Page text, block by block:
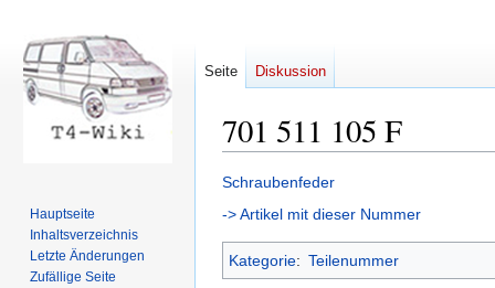
701 511 105 F
Zur
Navigation
Zur
Suche
Schraubenfeder
-> Artikel mit dieser Nummer
Kategorie: Teilenummer
Seite Diskussion
Hauptseite
Inhaltsverzeichnis
Letzte Änderungen
Zufällige Seite